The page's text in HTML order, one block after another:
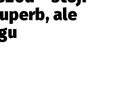
ale